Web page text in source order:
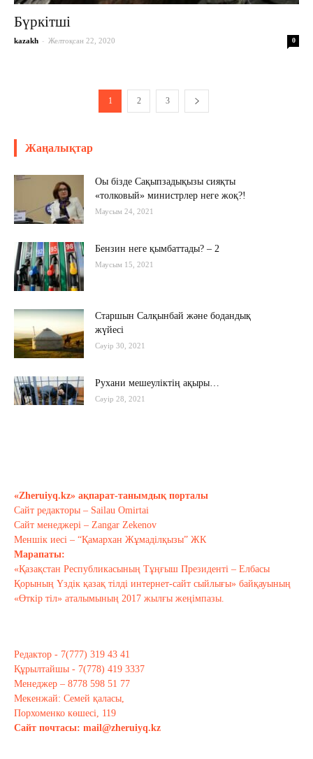
Бүркітші
kazakh - Желтоқсан 22, 2020 0
1 2 3
Жаңалықтар
Оы бізде Сақыпзадықызы сияқты
«толковый» министрлер неге жоқ?!
Маусым 24, 2021
Бензин неге қымбаттады? – 2
Маусым 15, 2021
Старшын Салқынбай және бодандық
жүйесі
Сәуір 30, 2021
Рухани мешеуліктің ақыры…
Сәуір 28, 2021
Тағы оқу
«Zheruiyq.kz» ақпарат-танымдық порталы
Сайт редакторы – Sailau Omirtai
Сайт менеджері – Zangar Zekenov
Меншік иесі – “Қамархан Жұмаділқызы” ЖК
Марапаты:
«Қазақстан Республикасының Тұңғыш Президенті – Елбасы
Қорының Үздік қазақ тілді интернет-сайт сыйлығы» байқауының
«Өткір тіл» аталымының 2017 жылғы жеңімпазы.
Редактор - 7(777) 319 43 41
Құрылтайшы - 7(778) 419 3337
Менеджер – 8778 598 51 77
Мекенжай: Семей қаласы,
Порхоменко көшесі, 119
Сайт почтасы: mail@zheruiyq.kz